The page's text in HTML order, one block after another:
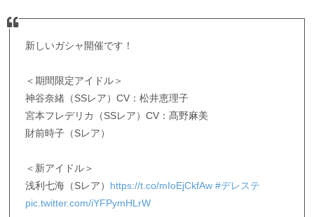
新しいガシャ開催です！
＜期間限定アイドル＞
神谷奈緒（SSレア）CV：松井恵理子
宮本フレデリカ（SSレア）CV：髙野麻美
財前時子（Sレア）
＜新アイドル＞
浅利七海（Sレア） https://t.co/mIoEjCkfAw #デレステ
pic.twitter.com/iYFPymHLrW